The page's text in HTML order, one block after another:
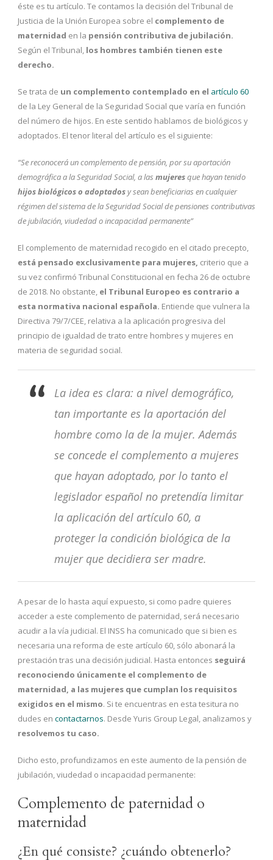
éste es tu artículo. Te contamos la decisión del Tribunal de
Justicia de la Unión Europea sobre el complemento de
maternidad en la pensión contributiva de jubilación.
Según el Tribunal, los hombres también tienen este
derecho.
Se trata de un complemento contemplado en el artículo 60
de la Ley General de la Seguridad Social que varía en función
del número de hijos. En este sentido hablamos de biológicos y
adoptados. El tenor literal del artículo es el siguiente:
“Se reconocerá un complemento de pensión, por su aportación
demográfica a la Seguridad Social, a las mujeresque hayan tenido
hijos biológicos o adoptadosy sean beneficiarias en cualquier
régimen del sistema de la Seguridad Social de pensiones contributivas
de jubilación, viudedad o incapacidad permanente”
El complemento de maternidad recogido en el citado precepto,
está pensado exclusivamente para mujeres, criterio que a
su vez confirmó Tribunal Constitucional en fecha 26 de octubre
de 2018. No obstante, el Tribunal Europeo es contrario a
esta normativa nacional española. Entiende que vulnera la
Directiva 79/7/CEE, relativa a la aplicación progresiva del
principio de igualdad de trato entre hombres y mujeres en
materia de seguridad social.
La idea es clara: a nivel demográfico,
tan importante es la aportación del
hombre como la de la mujer. Además
se concede el complemento a mujeres
que hayan adoptado, por lo tanto el
legislador español no pretendía limitar
la aplicación del artículo 60, a
proteger la condición biológica de la
mujer que decidiera ser madre.
A pesar de lo hasta aquí expuesto, si como padre quieres
acceder a este complemento de paternidad, será necesario
acudir a la vía judicial. El INSS ha comunicado que si bien es
necesaria una reforma de este artículo 60, sólo abonará la
prestación tras una decisión judicial. Hasta entonces seguirá
reconociendo únicamente el complemento de
maternidad, a las mujeres que cumplan los requisitos
exigidos en el mismo. Si te encuentras en esta tesitura no
dudes en contactarnos. Desde Yuris Group Legal, analizamos y
resolvemos tu caso.
Dicho esto, profundizamos en este aumento de la pensión de
jubilación, viudedad o incapacidad permanente:
Complemento de paternidad o
maternidad
¿En qué consiste? ¿cuándo obtenerlo?